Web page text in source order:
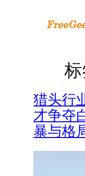
标
猎头行
才争夺
暴与格